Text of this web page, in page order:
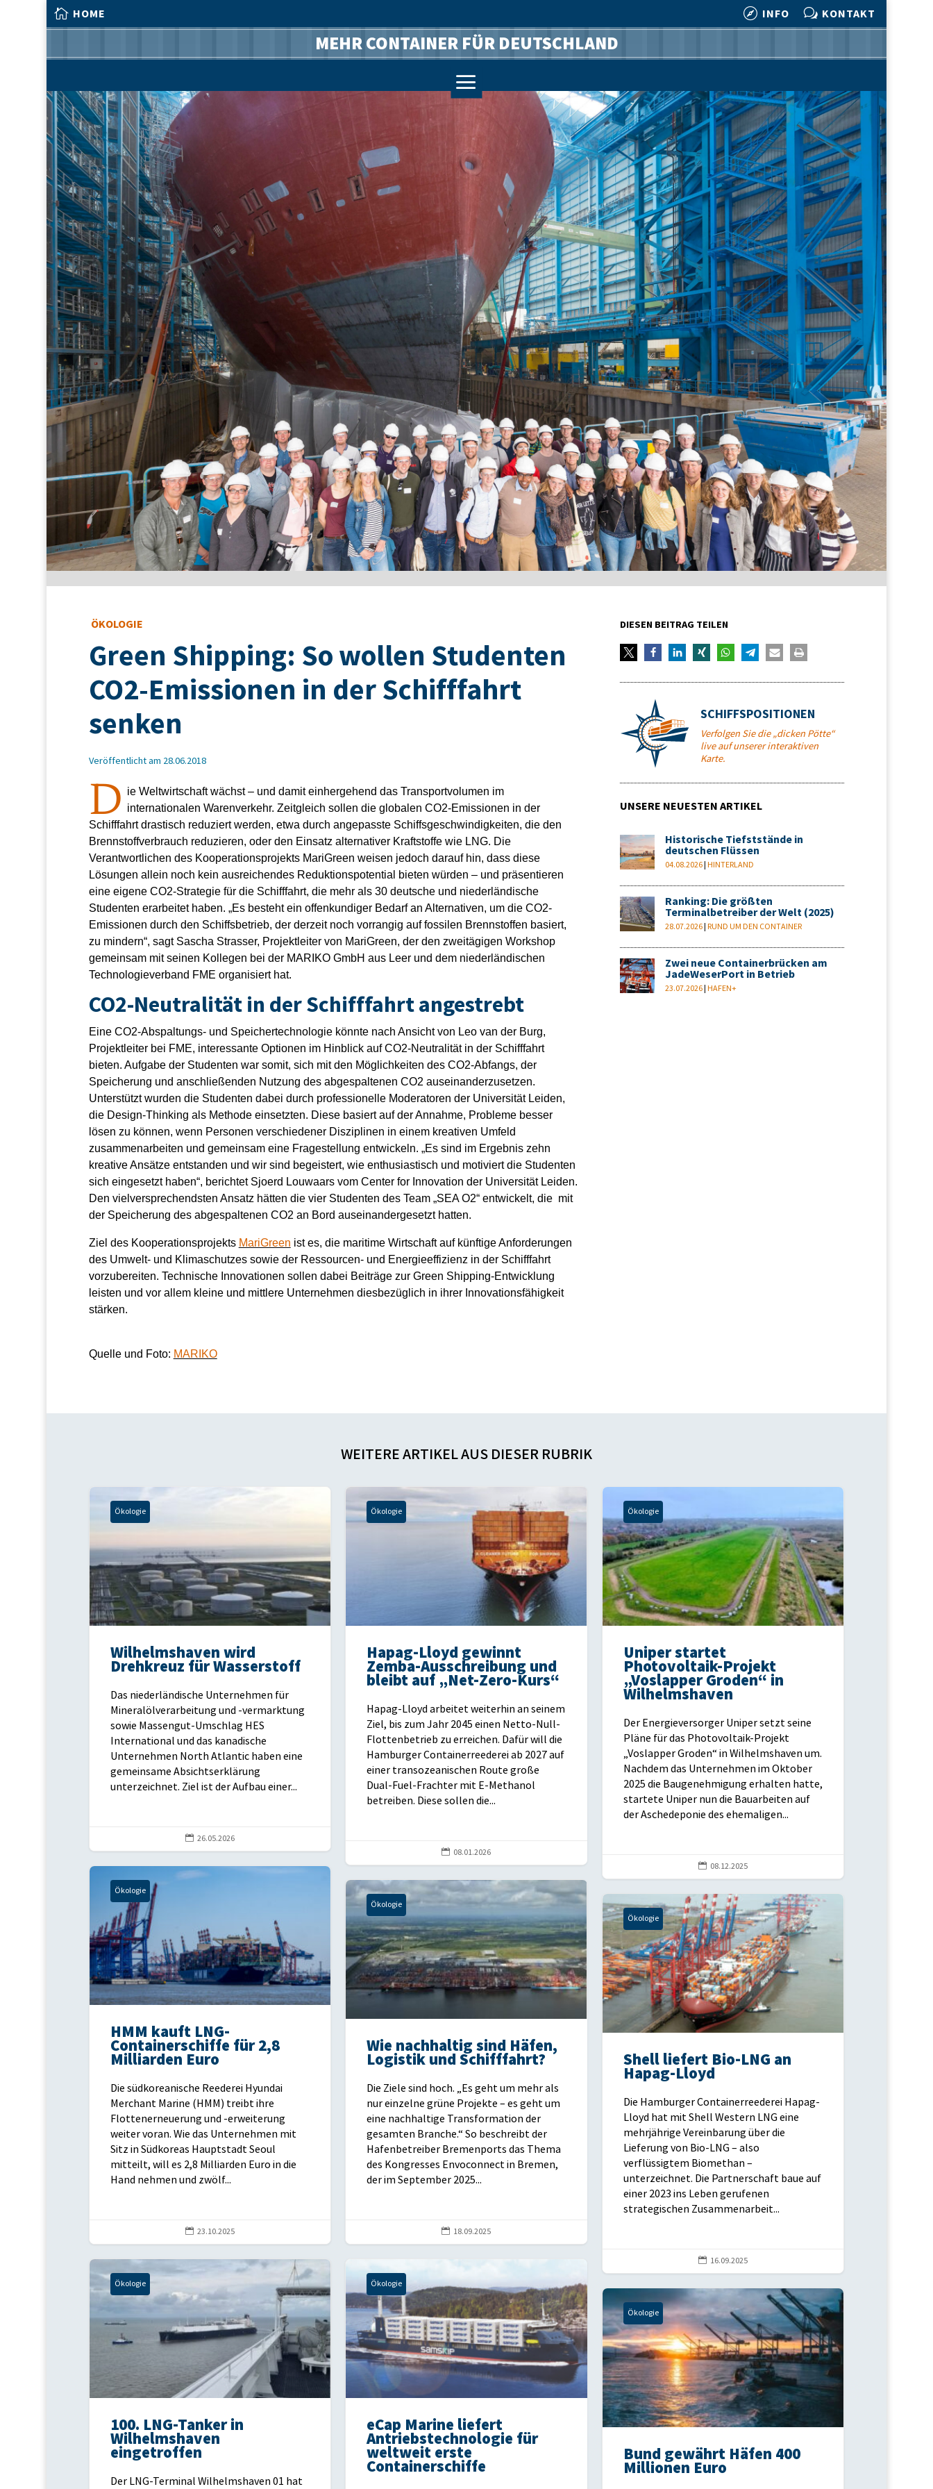
 HOME  INFO w KONTAKT
MEHR CONTAINER FÜR DEUTSCHLAND
a
ÖKOLOGIE
Green Shipping: So wollen Studenten
CO2-Emissionen in der Schifffahrt
senken
Veröffentlicht am 28.06.2018
D ie Weltwirtschaft wächst – und damit einhergehend das Transportvolumen im
internationalen Warenverkehr. Zeitgleich sollen die globalen CO2-Emissionen in der
Schifffahrt drastisch reduziert werden, etwa durch angepasste Schiffsgeschwindigkeiten, die den
Brennstoffverbrauch reduzieren, oder den Einsatz alternativer Kraftstoffe wie LNG. Die
Verantwortlichen des Kooperationsprojekts MariGreen weisen jedoch darauf hin, dass diese
Lösungen allein noch kein ausreichendes Reduktionspotential bieten würden – und präsentieren
eine eigene CO2-Strategie für die Schifffahrt, die mehr als 30 deutsche und niederländische
Studenten erarbeitet haben. „Es besteht ein offenkundiger Bedarf an Alternativen, um die CO2-
Emissionen durch den Schiffsbetrieb, der derzeit noch vorrangig auf fossilen Brennstoffen basiert,
zu mindern“, sagt Sascha Strasser, Projektleiter von MariGreen, der den zweitägigen Workshop
gemeinsam mit seinen Kollegen bei der MARIKO GmbH aus Leer und dem niederländischen
Technologieverband FME organisiert hat.
CO2-Neutralität in der Schifffahrt angestrebt
Eine CO2-Abspaltungs- und Speichertechnologie könnte nach Ansicht von Leo van der Burg,
Projektleiter bei FME, interessante Optionen im Hinblick auf CO2-Neutralität in der Schifffahrt
bieten. Aufgabe der Studenten war somit, sich mit den Möglichkeiten des CO2-Abfangs, der
Speicherung und anschließenden Nutzung des abgespaltenen CO2 auseinanderzusetzen.
Unterstützt wurden die Studenten dabei durch professionelle Moderatoren der Universität Leiden,
die Design-Thinking als Methode einsetzten. Diese basiert auf der Annahme, Probleme besser
lösen zu können, wenn Personen verschiedener Disziplinen in einem kreativen Umfeld
zusammenarbeiten und gemeinsam eine Fragestellung entwickeln. „Es sind im Ergebnis zehn
kreative Ansätze entstanden und wir sind begeistert, wie enthusiastisch und motiviert die Studenten
sich eingesetzt haben“, berichtet Sjoerd Louwaars vom Center for Innovation der Universität Leiden.
Den vielversprechendsten Ansatz hätten die vier Studenten des Team „SEA O2“ entwickelt, die mit
der Speicherung des abgespaltenen CO2 an Bord auseinandergesetzt hatten.
Ziel des Kooperationsprojekts MariGreen ist es, die maritime Wirtschaft auf künftige Anforderungen
des Umwelt- und Klimaschutzes sowie der Ressourcen- und Energieeffizienz in der Schifffahrt
vorzubereiten. Technische Innovationen sollen dabei Beiträge zur Green Shipping-Entwicklung
leisten und vor allem kleine und mittlere Unternehmen diesbezüglich in ihrer Innovationsfähigkeit
stärken.
Quelle und Foto: MARIKO
DIESEN BEITRAG TEILEN
SCHIFFSPOSITIONEN
Verfolgen Sie die „dicken Pötte“
live auf unserer interaktiven
Karte.
UNSERE NEUESTEN ARTIKEL
Historische Tiefststände in
deutschen Flüssen
04.08.2026 |HINTERLAND
Ranking: Die größten
Terminalbetreiber der Welt (2025)
28.07.2026 |RUND UM DEN CONTAINER
Zwei neue Containerbrücken am
JadeWeserPort in Betrieb
23.07.2026 |HAFEN+
WEITERE ARTIKEL AUS DIESER RUBRIK
Ökologie
Wilhelmshaven wird
Drehkreuz für Wasserstoff
Das niederländische Unternehmen für
Mineralölverarbeitung und -vermarktung
sowie Massengut-Umschlag HES
International und das kanadische
Unternehmen North Atlantic haben eine
gemeinsame Absichtserklärung
unterzeichnet. Ziel ist der Aufbau einer...
 26.05.2026
Ökologie
Hapag-Lloyd gewinnt
Zemba-Ausschreibung und
bleibt auf „Net-Zero-Kurs“
Hapag-Lloyd arbeitet weiterhin an seinem
Ziel, bis zum Jahr 2045 einen Netto-Null-
Flottenbetrieb zu erreichen. Dafür will die
Hamburger Containerreederei ab 2027 auf
einer transozeanischen Route große
Dual-Fuel-Frachter mit E-Methanol
betreiben. Diese sollen die...
 08.01.2026
Ökologie
Uniper startet
Photovoltaik-Projekt
„Voslapper Groden“ in
Wilhelmshaven
Der Energieversorger Uniper setzt seine
Pläne für das Photovoltaik-Projekt
„Voslapper Groden“ in Wilhelmshaven um.
Nachdem das Unternehmen im Oktober
2025 die Baugenehmigung erhalten hatte,
startete Uniper nun die Bauarbeiten auf
der Aschedeponie des ehemaligen...
 08.12.2025
Ökologie
HMM kauft LNG-
Containerschiffe für 2,8
Milliarden Euro
Die südkoreanische Reederei Hyundai
Merchant Marine (HMM) treibt ihre
Flottenerneuerung und -erweiterung
weiter voran. Wie das Unternehmen mit
Sitz in Südkoreas Hauptstadt Seoul
mitteilt, will es 2,8 Milliarden Euro in die
Hand nehmen und zwölf...
 23.10.2025
Ökologie
Wie nachhaltig sind Häfen,
Logistik und Schifffahrt?
Die Ziele sind hoch. „Es geht um mehr als
nur einzelne grüne Projekte – es geht um
eine nachhaltige Transformation der
gesamten Branche.“ So beschreibt der
Hafenbetreiber Bremenports das Thema
des Kongresses Envoconnect in Bremen,
der im September 2025...
 18.09.2025
Ökologie
Shell liefert Bio-LNG an
Hapag-Lloyd
Die Hamburger Containerreederei Hapag-
Lloyd hat mit Shell Western LNG eine
mehrjährige Vereinbarung über die
Lieferung von Bio-LNG – also
verflüssigtem Biomethan –
unterzeichnet. Die Partnerschaft baue auf
einer 2023 ins Leben gerufenen
strategischen Zusammenarbeit...
 16.09.2025
Ökologie
100. LNG-Tanker in
Wilhelmshaven
eingetroffen
Der LNG-Terminal Wilhelmshaven 01 hat
Ökologie
eCap Marine liefert
Antriebstechnologie für
weltweit erste
Containerschiffe
Ökologie
Bund gewährt Häfen 400
Millionen Euro